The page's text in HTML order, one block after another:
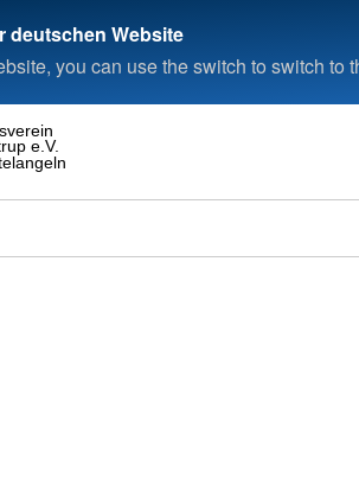
deutschen Website
you can use the switch to switch to
e.V.